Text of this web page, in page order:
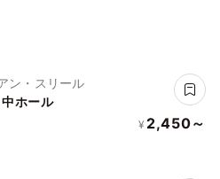
ン・スリール
ホール
¥ 2,450～